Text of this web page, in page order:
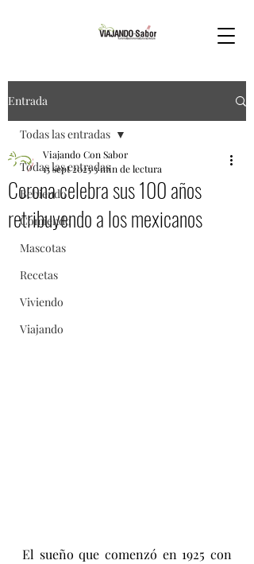
Entrada
Todas las entradas
Bebiendo
Comiendo
Mascotas
Recetas
Viviendo
Viajando
Todas las entradas
Corona celebra sus 100 años
retribuyendo a los mexicanos
Viajando Con Sabor
15 sept 20253 min de lectura
El sueño que comenzó en 1925 con